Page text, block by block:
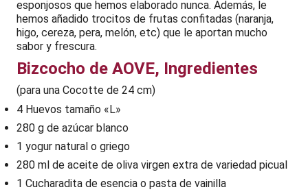
esponjosos que hemos elaborado nunca. Además, le
hemos añadido trocitos de frutas confitadas (naranja,
higo, cereza, pera, melón, etc) que le aportan mucho
sabor y frescura.
Bizcocho de AOVE, Ingredientes
(para una Cocotte de 24 cm)
4 Huevos tamaño «L»
280 g de azúcar blanco
1 yogur natural o griego
280 ml de aceite de oliva virgen extra de variedad picual
1 Cucharadita de esencia o pasta de vainilla